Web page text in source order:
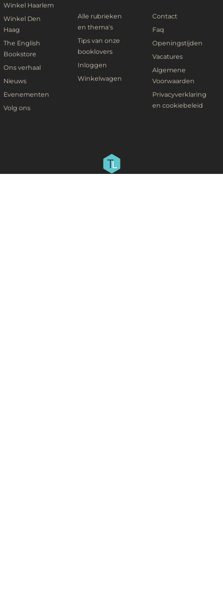
Winkel Haarlem
Winkel Den
Haag
The English
Bookstore
Ons verhaal
Nieuws
Evenementen
Volg ons
Alle rubrieken
en thema's
Tips van onze
booklovers
Inloggen
Winkelwagen
Contact
Faq
Openingstijden
Vacatures
Algemene
Voorwaarden
Privacyverklaring
en cookiebeleid